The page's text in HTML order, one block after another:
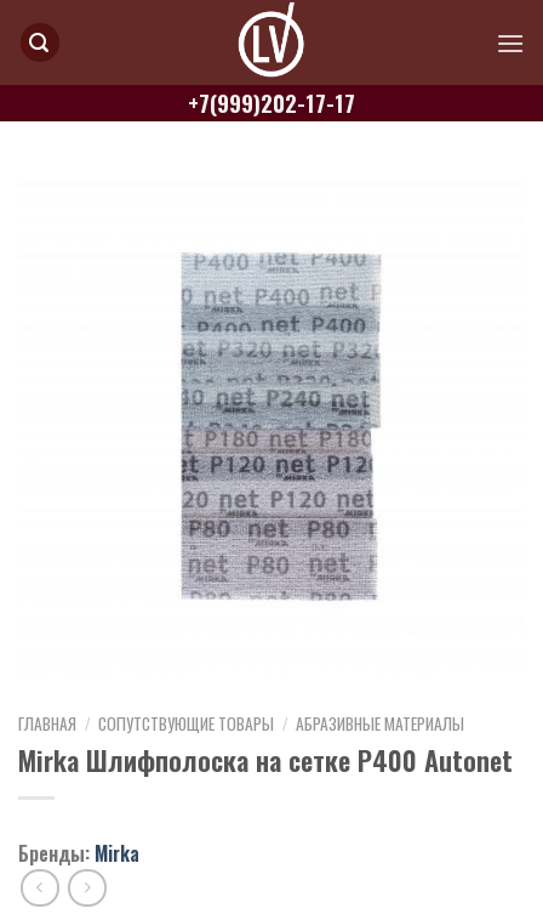
+7(999)202-17-17
ГЛАВНАЯ / СОПУТСТВУЮЩИЕ ТОВАРЫ / АБРАЗИВНЫЕ МАТЕРИАЛЫ
Mirka Шлифполоска на сетке Р400 Autonet
Бренды: Mirka